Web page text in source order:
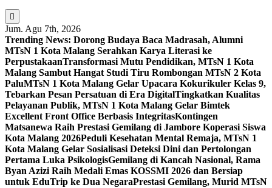
Jum. Agu 7th, 2026
Trending News: Dorong Budaya Baca Madrasah, Alumni
MTsN 1 Kota Malang Serahkan Karya Literasi ke
PerpustakaanTransformasi Mutu Pendidikan, MTsN 1 Kota
Malang Sambut Hangat Studi Tiru Rombongan MTsN 2 Kota
PaluMTsN 1 Kota Malang Gelar Upacara Kokurikuler Kelas 9,
Tebarkan Pesan Persatuan di Era DigitalTingkatkan Kualitas
Pelayanan Publik, MTsN 1 Kota Malang Gelar Bimtek
Excellent Front Office Berbasis IntegritasKontingen
Matsanewa Raih Prestasi Gemilang di Jambore Koperasi Siswa
Kota Malang 2026Peduli Kesehatan Mental Remaja, MTsN 1
Kota Malang Gelar Sosialisasi Deteksi Dini dan Pertolongan
Pertama Luka PsikologisGemilang di Kancah Nasional, Rama
Byan Azizi Raih Medali Emas KOSSMI 2026 dan Bersiap
untuk EduTrip ke Dua NegaraPrestasi Gemilang, Murid MTsN